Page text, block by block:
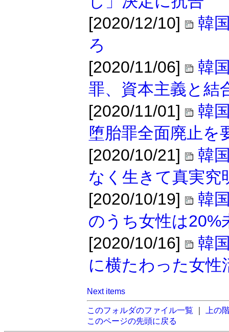
[2020/12/10]
韓
ろ
[2020/11/06]
韓
罪、資本主義と結
[2020/11/01]
韓
堕胎罪全面廃止を
[2020/10/21]
韓
なく生きて真実究
[2020/10/19]
韓
のうち女性は20%
[2020/10/16]
韓
に横たわった女性
Next items
このフォルダのファイル一覧
上の
このページの先頭に戻る